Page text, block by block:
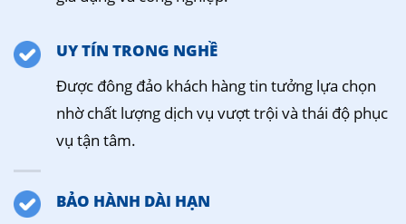
UY TÍN TRONG NGHỀ
Được đông đảo khách hàng tin tưởng lựa chọn
nhờ chất lượng dịch vụ vượt trội và thái độ phục
vụ tận tâm.
BẢO HÀNH DÀI HẠN